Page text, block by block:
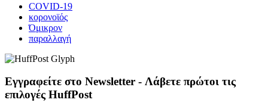
COVID-19
κορονοϊός
Όμικρον
παραλλαγή
Εγγραφείτε στο Newsletter - Λάβετε πρώτοι τις
επιλογές HuffPost